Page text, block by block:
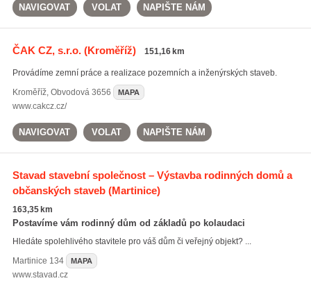
NAVIGOVAT VOLAT NAPIŠTE NÁM
ČAK CZ, s.r.o.(Kroměříž) 151,16 km
Provádíme zemní práce a realizace pozemních a inženýrských staveb.
Kroměříž, Obvodová 3656 MAPA
www.cakcz.cz/
NAVIGOVAT VOLAT NAPIŠTE NÁM
Stavad stavební společnost – Výstavba rodinných domů a
občanských staveb(Martinice)
163,35 km
Postavíme vám rodinný dům od základů po kolaudaci
Hledáte spolehlivého stavitele pro váš dům či veřejný objekt? ...
Martinice 134 MAPA
www.stavad.cz